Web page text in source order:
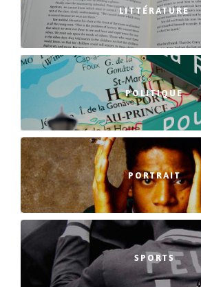
LITTÉRATURE
POLITIQUE
PORTRAIT
SPORTS